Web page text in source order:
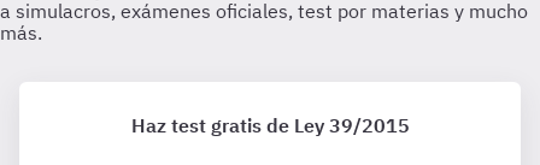
Haz test gratis de Ley 39/2015